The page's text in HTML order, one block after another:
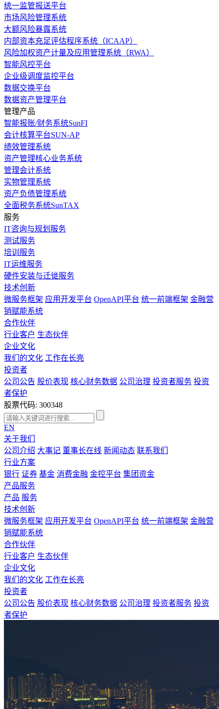
统一监管报送平台
市场风险管理系统
大额风险暴露系统
内部资本充足评估程序系统（ICAAP）
风险加权资产计量及应用管理系统（RWA）
智能风控平台
企业级调度监控平台
数据交换平台
数据资产管理平台
管理产品
智能报账/财务系统SunFI
会计核算平台SUN-AP
绩效管理系统
资产管理核心业务系统
管理会计系统
实物管理系统
资产负债管理系统
全面税务系统SunTAX
服务
IT咨询与规划服务
测试服务
培训服务
IT运维服务
硬件安装与迁徙服务
技术创新
微服务框架 应用开发平台 OpenAPI平台 统一前端框架 金融营
销赋能系统
合作伙伴
行业客户 生态伙伴
企业文化
我们的文化 工作在长亮
投资者
公司公告 股价表现 核心财务数据 公司治理 投资者服务 投资
者保护
股票代码: 300348
EN
关于我们
公司介绍 大事记 董事长在线 新闻动态 联系我们
行业方案
银行 证券 基金 消费金融 金控平台 集团资金
产品服务
产品 服务
技术创新
微服务框架 应用开发平台 OpenAPI平台 统一前端框架 金融营
销赋能系统
合作伙伴
行业客户 生态伙伴
企业文化
我们的文化 工作在长亮
投资者
公司公告 股价表现 核心财务数据 公司治理 投资者服务 投资
者保护